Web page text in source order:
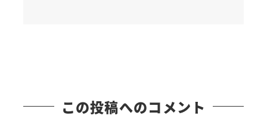
この投稿へのコメント